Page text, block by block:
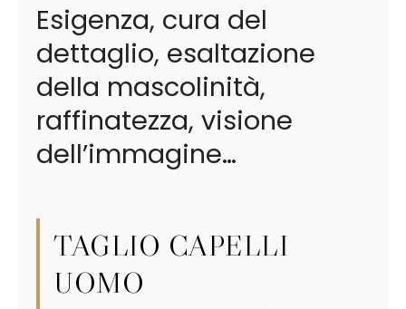
Esigenza, cura del
dettaglio, esaltazione
della mascolinità,
raffinatezza, visione
dell’immagine…
TAGLIO CAPELLI
UOMO